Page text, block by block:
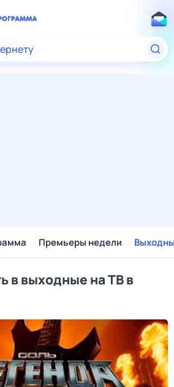
Премьеры недели
в выходные на ТВ в